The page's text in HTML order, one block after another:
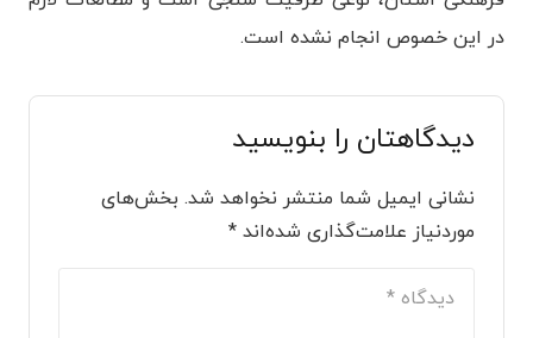
در این خصوص انجام نشده است.
دیدگاهتان را بنویسید
نشانی ایمیل شما منتشر نخواهد شد. بخش‌های
موردنیاز علامت‌گذاری شده‌اند *